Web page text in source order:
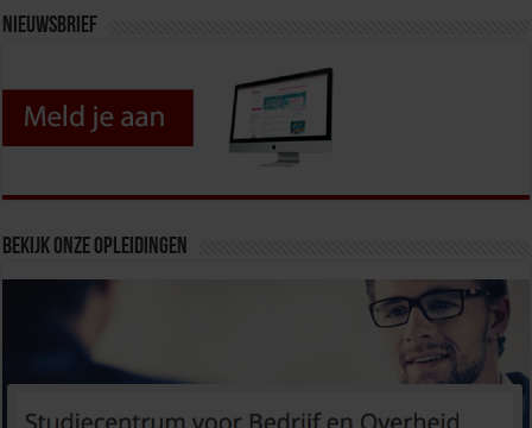
Nieuwsbrief
Bekijk onze opleidingen